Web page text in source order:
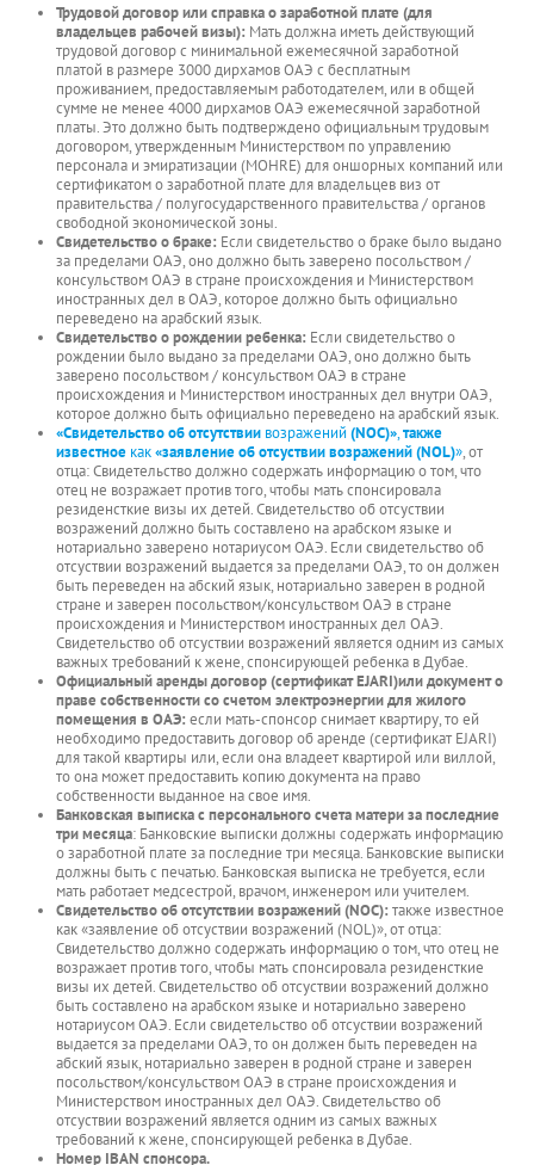
Трудовой договор или справка о заработной плате (для
владельцев рабочей визы): Мать должна иметь действующий
трудовой договор с минимальной ежемесячной заработной
платой в размере 3000 дирхамов ОАЭ с бесплатным
проживанием, предоставляемым работодателем, или в общей
сумме не менее 4000 дирхамов ОАЭ ежемесячной заработной
платы. Это должно быть подтверждено официальным трудовым
договором, утвержденным Министерством по управлению
персонала и эмиратизации (MOHRE) для оншорных компаний или
сертификатом о заработной плате для владельцев виз от
правительства / полугосударственного правительства / органов
свободной экономической зоны.
Свидетельствоо браке: Если свидетельство о браке было выдано
за пределами ОАЭ, оно должно быть заверено посольством /
консульством ОАЭ в стране происхождения и Министерством
иностранных дел в ОАЭ, которое должно быть официально
переведено на арабский язык.
Свидетельствоо рожденииребенка: Если свидетельство о
рождении было выдано за пределами ОАЭ, оно должно быть
заверено посольством / консульством ОАЭ в стране
происхождения и Министерством иностранных дел внутри ОАЭ,
которое должно быть официально переведено на арабский язык.
«Свидетельствооб отсутствиивозражений(NOC)»,также
известноекак«заявление об отсуствии возражений (NOL)», от
отца: Свидетельство должно содержать информацию о том, что
отец не возражает против того, чтобы мать спонсировала
резиденсткие визы их детей. Свидетельство об отсуствии
возражений должно быть составлено на арабском языке и
нотариально заверено нотариусом ОАЭ. Если свидетельство об
отсуствии возражений выдается за пределами ОАЭ, то он должен
быть переведен на абский язык, нотариально заверен в родной
стране и заверен посольством/консульством ОАЭ в стране
происхождения и Министерством иностранных дел ОАЭ.
Свидетельство об отсуствии возражений является одним из самых
важных требований к жене, спонсирующей ребенка в Дубае.
Официальный арендыдоговор(сертификат EJARI)или документ о
праве собственности со счетом электроэнергии для жилого
помещения в ОАЭ: если мать-спонсор снимает квартиру, то ей
необходимо предоставить договор об аренде (сертификат EJARI)
для такой квартиры или, если она владеет квартирой или виллой,
то она может предоставить копию документа на право
собственности выданное на свое имя.
Банковская выпискас персонального счета матери за последние
три месяца: Банковские выписки должны содержать информацию
о заработной плате за последние три месяца. Банковские выписки
должны быть с печатью. Банковская выписка не требуется, если
мать работает медсестрой, врачом, инженером или учителем.
Свидетельствооб отсутствиивозражений (NOC): также известное
как «заявление об отсуствии возражений (NOL)», от отца:
Свидетельство должно содержать информацию о том, что отец не
возражает против того, чтобы мать спонсировала резиденсткие
визы их детей. Свидетельство об отсуствии возражений должно
быть составлено на арабском языке и нотариально заверено
нотариусом ОАЭ. Если свидетельство об отсуствии возражений
выдается за пределами ОАЭ, то он должен быть переведен на
абский язык, нотариально заверен в родной стране и заверен
посольством/консульством ОАЭ в стране происхождения и
Министерством иностранных дел ОАЭ. Свидетельство об
отсуствии возражений является одним из самых важных
требований к жене, спонсирующей ребенка в Дубае.
Номер IBAN спонсора.